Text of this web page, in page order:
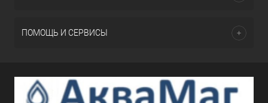
ПОМОЩЬ И СЕРВИСЫ